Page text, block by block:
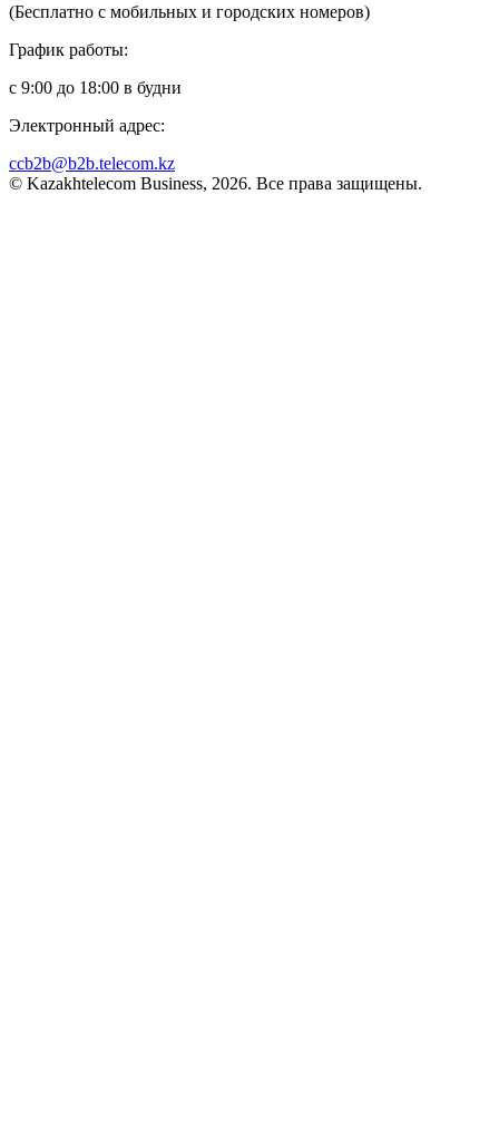
(Бесплатно с мобильных и городских номеров)
График работы:
с 9:00 до 18:00 в будни
Электронный адрес:
ccb2b@b2b.telecom.kz
© Kazakhtelecom Business, 2026. Все права защищены.